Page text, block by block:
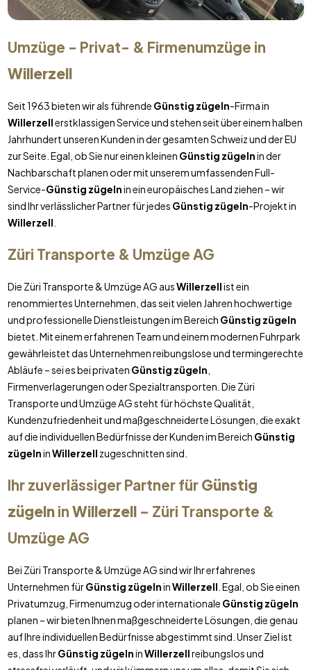
Umzüge - Privat- & Firmenumzüge in
Willerzell
Seit 1963 bieten wir als führende Günstig zügeln-Firma in
Willerzellerstklassigen Service und stehen seit über einem halben
Jahrhundert unseren Kunden in der gesamten Schweiz und der EU
zur Seite. Egal, ob Sie nur einen kleinen Günstig zügelnin der
Nachbarschaft planen oder mit unserem umfassenden Full-
Service-Günstig zügelnin ein europäisches Land ziehen – wir
sind Ihr verlässlicher Partner für jedes Günstig zügeln-Projekt in
Willerzell
Züri Transporte & Umzüge AG
Die Züri Transporte & Umzüge AG ausWillerzellist ein
renommiertes Unternehmen, das seit vielen Jahren hochwertige
und professionelle Dienstleistungen im Bereich Günstig zügeln
bietet. Mit einem erfahrenen Team und einem modernen Fuhrpark
gewährleistet das Unternehmen reibungslose und termingerechte
Abläufe – sei es bei privaten Günstig zügeln
Firmenverlagerungen oder Spezialtransporten. Die Züri
Transporte und Umzüge AG steht für höchste Qualität,
Kundenzufriedenheit und maßgeschneiderte Lösungen, die exakt
auf die individuellen Bedürfnisse der Kunden im Bereich Günstig
zügelninWillerzell zugeschnitten sind.
Ihr zuverlässiger Partner fürGünstig
zügelninWillerzell– Züri Transporte &
Umzüge AG
Bei Züri Transporte & Umzüge AG sind wir Ihr erfahrenes
Unternehmen fürGünstig zügelninWillerzell . Egal, ob Sie einen
Privatumzug, Firmenumzug oder internationale Günstig zügeln
planen – wir bieten Ihnen maßgeschneiderte Lösungen, die genau
auf Ihre individuellen Bedürfnisse abgestimmt sind. Unser Ziel ist
es, dass IhrGünstig zügelninWillerzellreibungslos und